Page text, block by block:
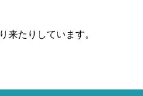
来たりしています。